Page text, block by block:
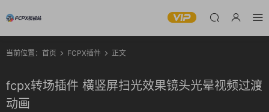
当前位置： 首页 FCPX插件 正文
fcpx转场插件 横竖屏扫光效果镜头光晕视频过渡
动画